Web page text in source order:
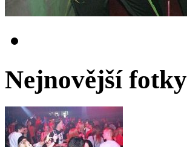
Nejnovější fotky